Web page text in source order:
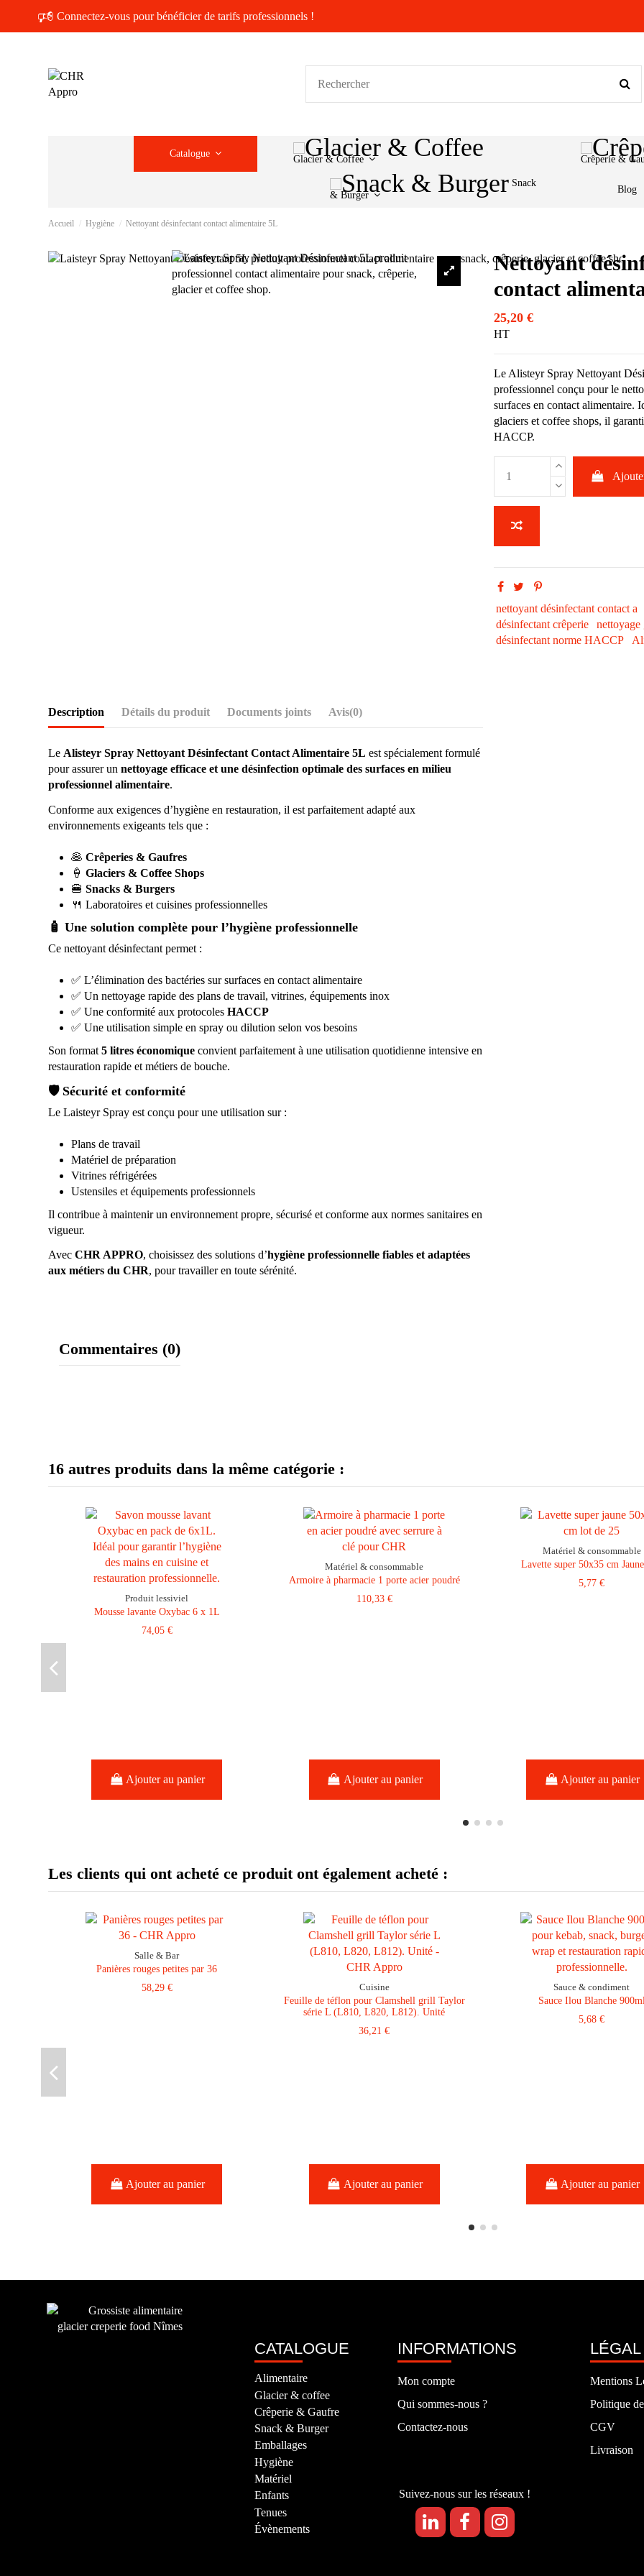
🕫 Connectez-vous pour bénéficier de tarifs professionnels !
Catalogue
Glacier & Coffee Crêperie &
Snack
& Burger
Blog
Accueil Hygiène Nettoyant désinfectant contact alimentaire 5L
Nettoyant
contact
25,20 €
HT
Le Alisteyr Spray Nettoyant
professionnel conçu pour le
surfaces en contact alimentaire.
glaciers et coffee shops, il
HACCP.
nettoyant désinfectant contact a
désinfectant crêperie
nettoyage
désinfectant norme HACCP
Description Détails du produit Documents joints Avis(0)
Le Alisteyr Spray Nettoyant Désinfectant Contact Alimentaire 5L est spécialement formulé
pour assurer un nettoyage efficace et une désinfection optimale des surfaces en milieu
professionnel alimentaire.
Conforme aux exigences d’hygiène en restauration, il est parfaitement adapté aux
environnements exigeants tels que :
🥞 Crêperies & Gaufres
🍦 Glaciers & Coffee Shops
🍔 Snacks & Burgers
🍴 Laboratoires et cuisines professionnelles
🧴 Une solution complète pour l’hygiène professionnelle
Ce nettoyant désinfectant permet :
✅ L’élimination des bactéries sur surfaces en contact alimentaire
✅ Un nettoyage rapide des plans de travail, vitrines, équipements inox
✅ Une conformité aux protocoles HACCP
✅ Une utilisation simple en spray ou dilution selon vos besoins
Son format 5 litres économique convient parfaitement à une utilisation quotidienne intensive en
restauration rapide et métiers de bouche.
🛡️ Sécurité et conformité
Le Laisteyr Spray est conçu pour une utilisation sur :
Plans de travail
Matériel de préparation
Vitrines réfrigérées
Ustensiles et équipements professionnels
Il contribue à maintenir un environnement propre, sécurisé et conforme aux normes sanitaires en
vigueur.
Avec CHR APPRO, choisissez des solutions d’hygiène professionnelle fiables et adaptées
aux métiers du CHR, pour travailler en toute sérénité.
Commentaires (0)
16 autres produits dans la même catégorie :
Produit lessiviel
Mousse lavante Oxybac 6 x 1L
74,05 €
Ajouter au panier
Matériel & consommable
Armoire à pharmacie 1 porte acier poudré
110,33 €
Ajouter au panier
Matériel & consommable
Lavette super 50x35 cm
5,77 €
Ajouter au panier
Les clients qui ont acheté ce produit ont également acheté :
Salle & Bar
Panières rouges petites par 36
58,29 €
Ajouter au panier
Cuisine
Feuille de téflon pour Clamshell grill Taylor
série L (L810, L820, L812). Unité
36,21 €
Ajouter au panier
Sauce & condiment
Sauce Ilou Blanche 900ml
5,68 €
Ajouter au panier
CATALOGUE
Alimentaire
Glacier & coffee
Crêperie & Gaufre
Snack & Burger
Emballages
Hygiène
Matériel
Enfants
Tenues
Évènements
INFORMATIONS
Mon compte
Qui sommes-nous ?
Contactez-nous
Suivez-nous sur les réseaux !
LÉGAL
Mentions
Politique
CGV
Livraison